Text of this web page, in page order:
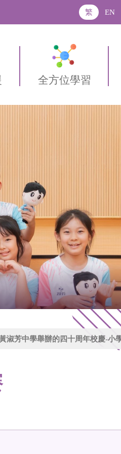
繁 EN
全方位學習
淑芳中學舉辦的四十周年校慶-小